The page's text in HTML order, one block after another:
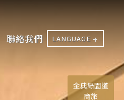
聯絡我們 LANGUAGE
金典綠園道
商旅